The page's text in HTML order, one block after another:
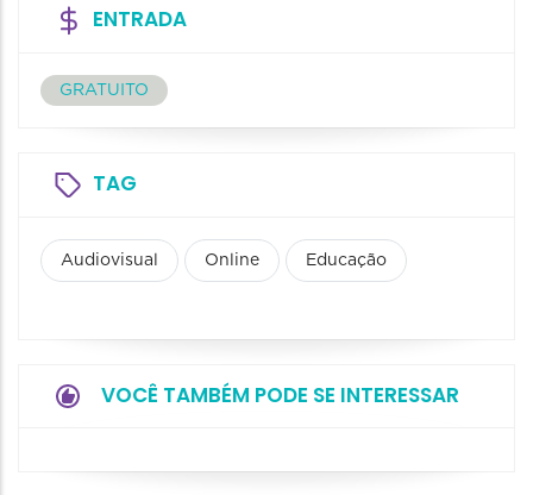
ENTRADA
GRATUITO
TAG
Audiovisual Online Educação
VOCÊ TAMBÉM PODE SE INTERESSAR